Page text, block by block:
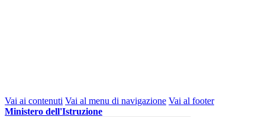
Vai ai contenuti Vai al menu di navigazione Vai al footer
Ministero dell'Istruzione